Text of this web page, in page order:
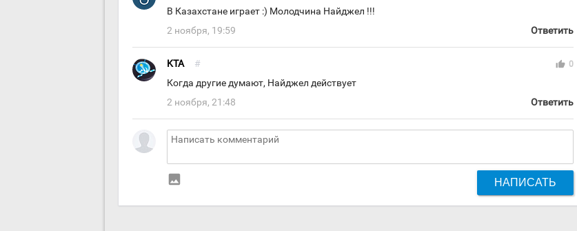
В Казахстане играет :) Молодчина Найджел !!!
2 ноября, 19:59
Ответить
KTA # thumb_up 0
Когда другие думают, Найджел действует
2 ноября, 21:48
Ответить
insert_photo НАПИСАТЬ